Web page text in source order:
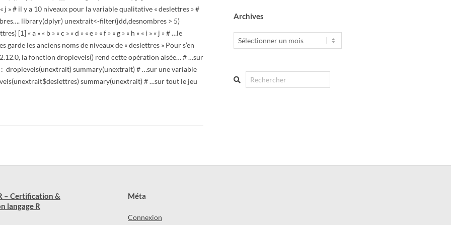
» « j » # il y a 10 niveaux pour la variable qualitative « deslettres » #
library(dplyr) unextrait<-filter(jdd,desnombres > 5)
[1] « a » « b » « c » « d » « e » « f » « g » « h » « i » « j » # …le
garde les anciens noms de niveaux de « deslettres » Pour s’en
la fonction droplevels() rend cette opération aisée… # …sur
: droplevels(unextrait) summary(unextrait) # …sur une variable
summary(unextrait) # …sur tout le jeu
Archives
Archives
Search
– Certification &
langage R
Méta
Connexion